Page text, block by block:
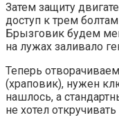
Затем защиту
доступ к трем
Брызговик будем
на лужах заливало
Теперь
(храповик), нужен
нашлось, а
не хотел откручивать